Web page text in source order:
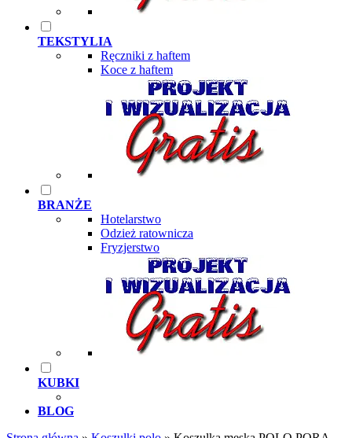
TEKSTYLIA
Ręczniki z haftem
Koce z haftem
BRANŻE
Hotelarstwo
Odzież ratownicza
Fryzjerstwo
KUBKI
BLOG